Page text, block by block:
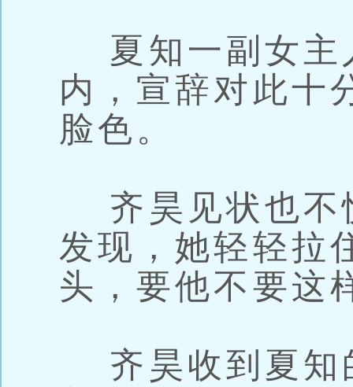
夏知一副女主
内，宣辞对此十
脸色。
齐昊见状也不
发现，她轻轻拉
头，要他不要这
齐昊收到夏知